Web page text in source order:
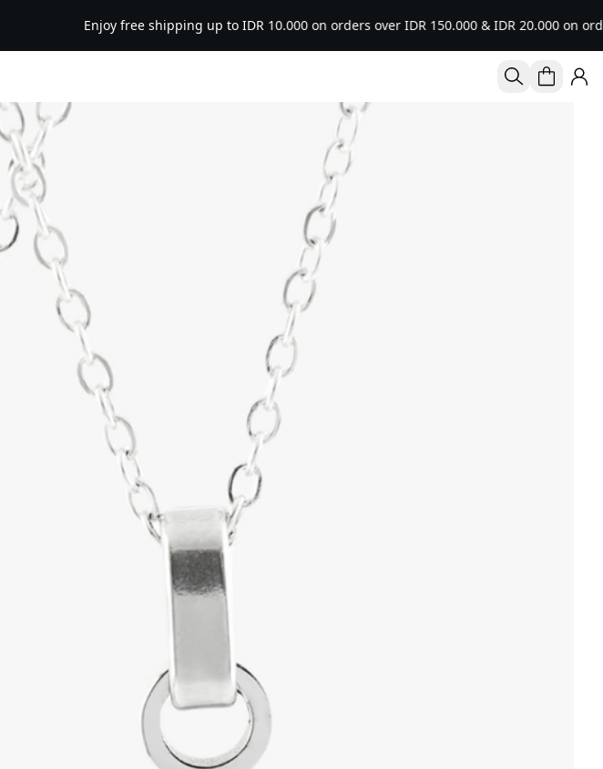
Enjoy free shipping up to IDR 10.000 on orders over IDR 150.000 & IDR 20.000 on orders